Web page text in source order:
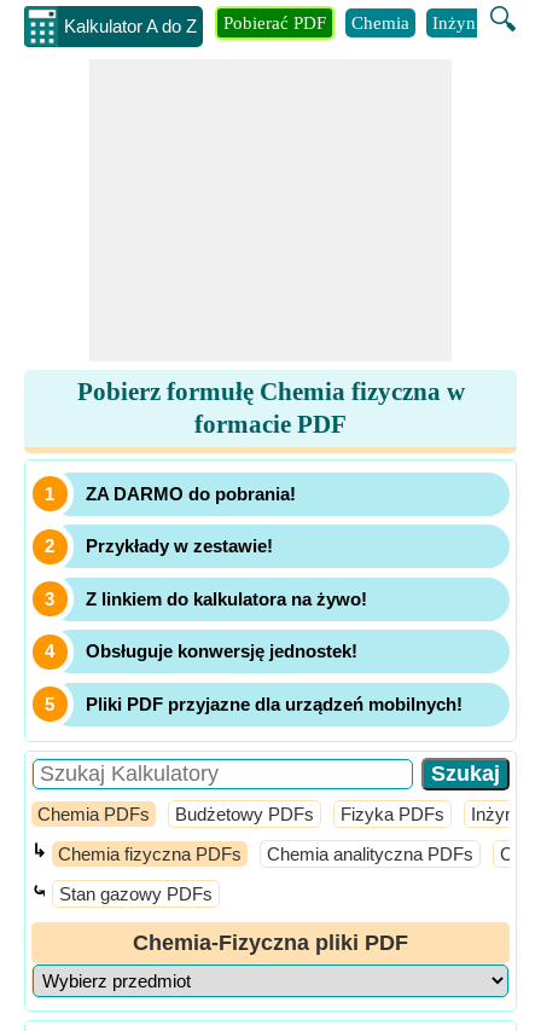
Kalkulator A do Z 🔍
Pobierać PDF Chemia Inżynieria
Pobierz formułę Chemia fizyczna w
formacie PDF
ZA DARMO do pobrania!
Przykłady w zestawie!
Z linkiem do kalkulatora na żywo!
Obsługuje konwersję jednostek!
Pliki PDF przyjazne dla urządzeń mobilnych!
Chemia PDFs Budżetowy PDFs Fizyka PDFs
↳ Chemia fizyczna PDFs Chemia analityczna PDFs
⤿ Stan gazowy PDFs
Chemia-Fizyczna pliki PDF